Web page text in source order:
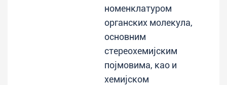
номенклатуром
органских молекула,
основним
стереохемијским
појмовима, као и
хемијском